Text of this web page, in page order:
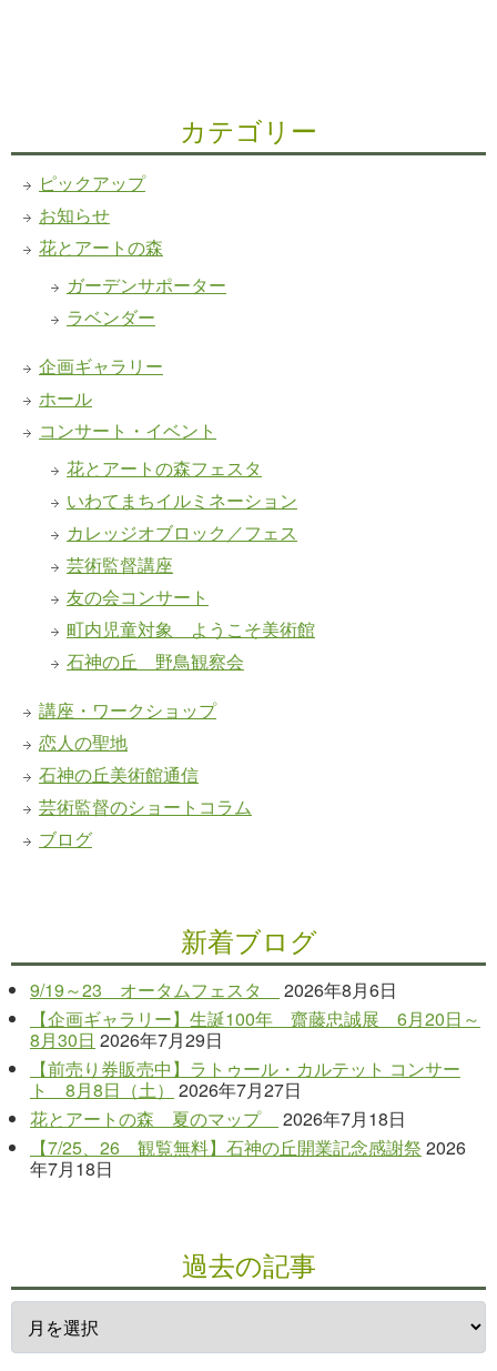
カテゴリー
ピックアップ
お知らせ
花とアートの森
ガーデンサポーター
ラベンダー
企画ギャラリー
ホール
コンサート・イベント
花とアートの森フェスタ
いわてまちイルミネーション
カレッジオブロック／フェス
芸術監督講座
友の会コンサート
町内児童対象 ようこそ美術館
石神の丘 野鳥観察会
講座・ワークショップ
恋人の聖地
石神の丘美術館通信
芸術監督のショートコラム
ブログ
新着ブログ
9/19～23 オータムフェスタ
2026年8月6日
【企画ギャラリー】生誕100年 齋藤忠誠展 6月20日～
8月30日 2026年7月29日
【前売り券販売中】ラトゥール・カルテット コンサー
ト 8月8日（土）
2026年7月27日
花とアートの森 夏のマップ
2026年7月18日
【7/25、26 観覧無料】石神の丘開業記念感謝祭 2026
年7月18日
過去の記事